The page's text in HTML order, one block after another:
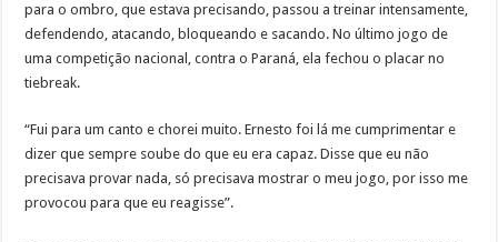
para o ombro, que estava precisando, passou a treinar intensamente,
defendendo, atacando, bloqueando e sacando. No último jogo de
uma competição nacional, contra o Paraná, ela fechou o placar no
tiebreak.
“Fui para um canto e chorei muito. Ernesto foi lá me cumprimentar e
dizer que sempre soube do que eu era capaz. Disse que eu não
precisava provar nada, só precisava mostrar o meu jogo, por isso me
provocou para que eu reagisse”.